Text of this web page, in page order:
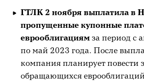
ГТЛК 2 ноября выплатила в
пропущенные купонные
еврооблигациям за период с
по май 2023 года. После
компания планирует повести
обращающихся